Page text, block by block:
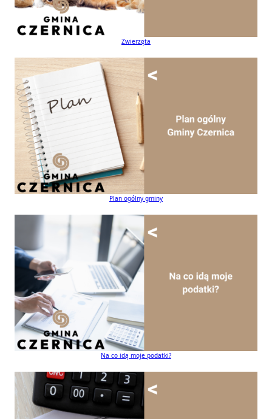
Zwierzęta
Plan ogólny gminy
Na co idą moje podatki?